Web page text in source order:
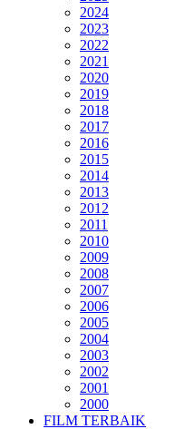
2024
2023
2022
2021
2020
2019
2018
2017
2016
2015
2014
2013
2012
2011
2010
2009
2008
2007
2006
2005
2004
2003
2002
2001
2000
FILM TERBAIK